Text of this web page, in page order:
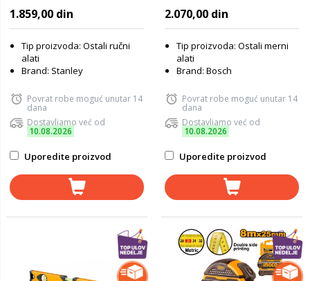
1.859,00 din
Tip proizvoda: Ostali ručni
alati
Brand: Stanley
Povrat robe moguć unutar 14
dana
Dostavljamo već od
10.08.2026
Uporedite proizvod
2.070,00 din
Tip proizvoda: Ostali merni
alati
Brand: Bosch
Povrat robe moguć unutar 14
dana
Dostavljamo već od
10.08.2026
Uporedite proizvod